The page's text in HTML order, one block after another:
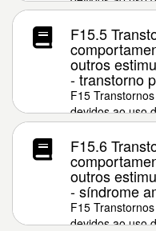
a cafeína
F15.5
outros
- transtorno
F15
devidos ao uso
a cafeína
F15.6
outros
- síndrome
F15
devidos ao uso